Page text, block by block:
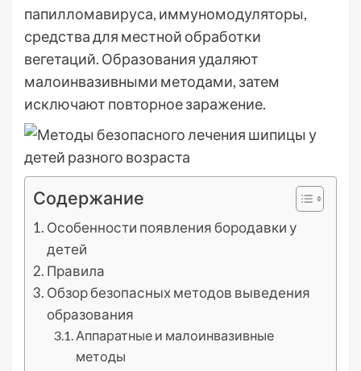
папилломавируса, иммуномодуляторы,
средства для местной обработки
вегетаций. Образования удаляют
малоинвазивными методами, затем
исключают повторное заражение.
Содержание
Особенности появления бородавки у
детей
Правила
Обзор безопасных методов выведения
образования
Аппаратные и малоинвазивные
методы